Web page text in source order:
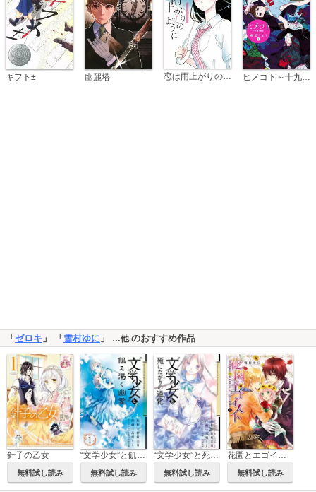
ギフト± 幽麗塔 恋は雨上がりのように
「 ゼロキ 」 「 雪村ゆに 」 …他のおすすめ作品
針子の乙女
無料試し読み
“文学少女”と飢え渇く幽霊
無料試し読み
“文学少女”と死にたがりの道化
無料試し読み
花園とエゴイスト
無料試し読み